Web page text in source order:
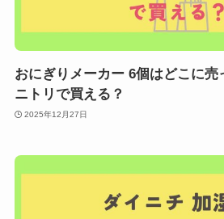
おにぎりメーカー 6個はどこに売
ニトリで買える？
2025年12月27日